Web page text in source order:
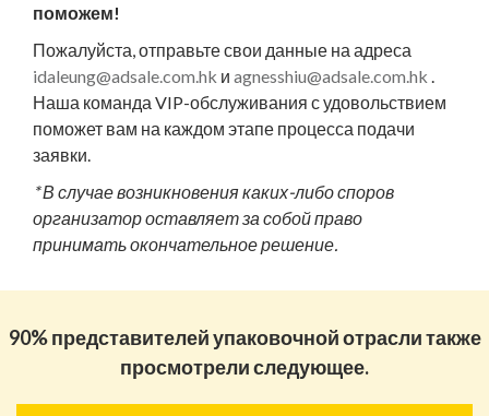
поможем!
Пожалуйста, отправьте свои данные на адреса
idaleung@adsale.com.hk и agnesshiu@adsale.com.hk
Наша команда VIP-обслуживания с удовольствием
поможет вам на каждом этапе процесса подачи
заявки.
* В случае возникновения каких-либо споров
организатор оставляет за собой право
принимать окончательное решение.
90% представителей упаковочной отрасли также
просмотрели следующее.